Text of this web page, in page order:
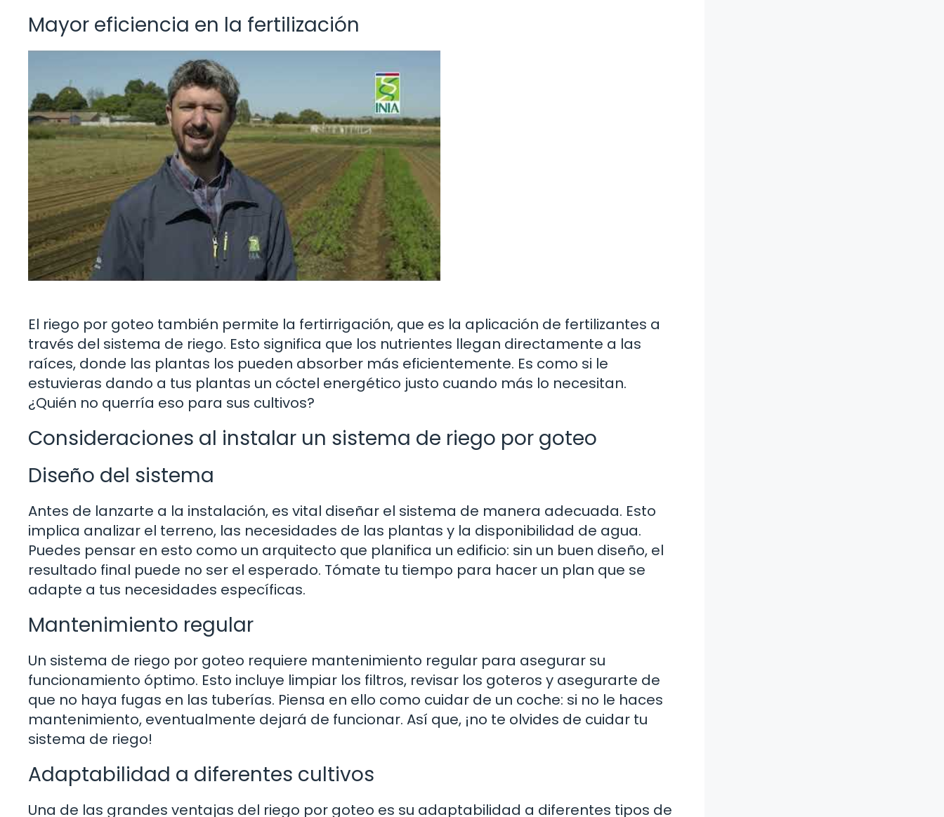
Mayor eficiencia en la fertilización
El riego por goteo también permite la fertirrigación, que es la aplicación de fertilizantes a
través del sistema de riego. Esto significa que los nutrientes llegan directamente a las
raíces, donde las plantas los pueden absorber más eficientemente. Es como si le
estuvieras dando a tus plantas un cóctel energético justo cuando más lo necesitan.
¿Quién no querría eso para sus cultivos?
Consideraciones al instalar un sistema de riego por goteo
Diseño del sistema
Antes de lanzarte a la instalación, es vital diseñar el sistema de manera adecuada. Esto
implica analizar el terreno, las necesidades de las plantas y la disponibilidad de agua.
Puedes pensar en esto como un arquitecto que planifica un edificio: sin un buen diseño, el
resultado final puede no ser el esperado. Tómate tu tiempo para hacer un plan que se
adapte a tus necesidades específicas.
Mantenimiento regular
Un sistema de riego por goteo requiere mantenimiento regular para asegurar su
funcionamiento óptimo. Esto incluye limpiar los filtros, revisar los goteros y asegurarte de
que no haya fugas en las tuberías. Piensa en ello como cuidar de un coche: si no le haces
mantenimiento, eventualmente dejará de funcionar. Así que, ¡no te olvides de cuidar tu
sistema de riego!
Adaptabilidad a diferentes cultivos
Una de las grandes ventajas del riego por goteo es su adaptabilidad a diferentes tipos de